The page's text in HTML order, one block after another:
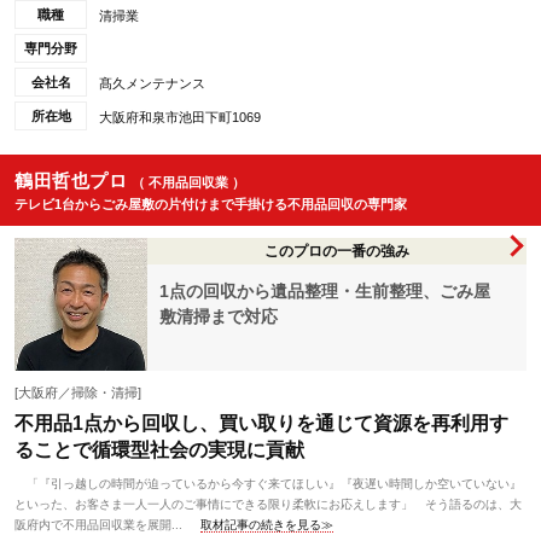
職種 清掃業
専門分野
会社名 髙久メンテナンス
所在地 大阪府和泉市池田下町1069
鶴田哲也プロ
（ 不用品回収業 ）
テレビ1台からごみ屋敷の片付けまで手掛ける不用品回収の専門家
このプロの一番の強み
1点の回収から遺品整理・生前整理、ごみ屋
敷清掃まで対応
[大阪府／掃除・清掃]
不用品1点から回収し、買い取りを通じて資源を再利用す
ることで循環型社会の実現に貢献
「『引っ越しの時間が迫っているから今すぐ来てほしい』『夜遅い時間しか空いていない』
といった、お客さま一人一人のご事情にできる限り柔軟にお応えします」 そう語るのは、大
阪府内で不用品回収業を展開...
取材記事の続きを見る≫